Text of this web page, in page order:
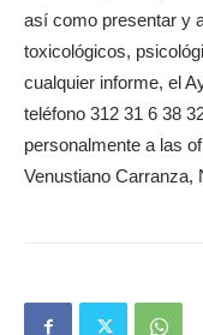
así como presentar y
toxicológicos,
cualquier informe, el
teléfono 312 31 6 38
personalmente a las
Venustiano Carranza,